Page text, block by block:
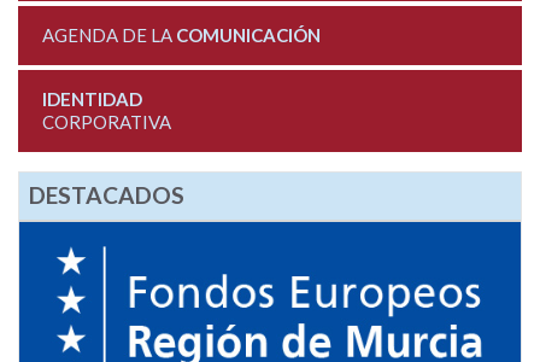
AGENDA DE LA COMUNICACIÓN
IDENTIDAD
CORPORATIVA
DESTACADOS